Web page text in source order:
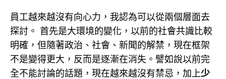
員工越來越沒有向心力，我認為可以從兩個層面去
探討。 首先是大環境的變化，以前的社會共識比較
明確，但隨著政治、社會、新聞的解禁，現在框架
不是變得更大，反而是逐漸在消失。譬如說以前完
全不能討論的話題，現在越來越沒有禁忌，加上少